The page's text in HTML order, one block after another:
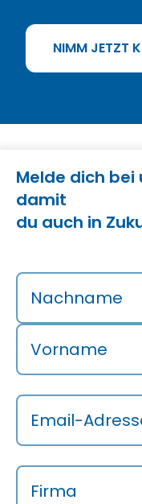
NIMM JETZT
Melde dich
damit
du auch in
Nachname
Vorname
Email-
Firma